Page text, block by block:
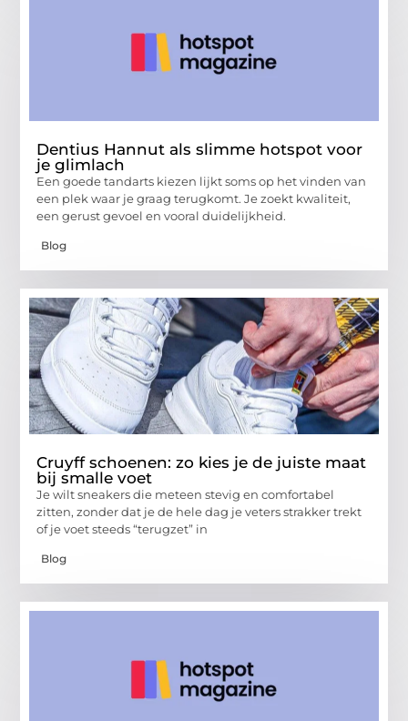
Dentius Hannut als slimme hotspot voor
je glimlach
Een goede tandarts kiezen lijkt soms op het vinden van
een plek waar je graag terugkomt. Je zoekt kwaliteit,
een gerust gevoel en vooral duidelijkheid.
Blog
Cruyff schoenen: zo kies je de juiste maat
bij smalle voet
Je wilt sneakers die meteen stevig en comfortabel
zitten, zonder dat je de hele dag je veters strakker trekt
of je voet steeds “terugzet” in
Blog